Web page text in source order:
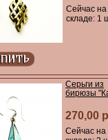
Сейчас на
складе: 1
Серьги из
бирюзы
270,00
Сейчас на